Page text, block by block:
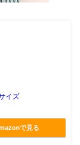
イズ
で見る